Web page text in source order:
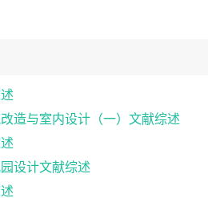
造与室内设计（一）文献综述
设计文献综述